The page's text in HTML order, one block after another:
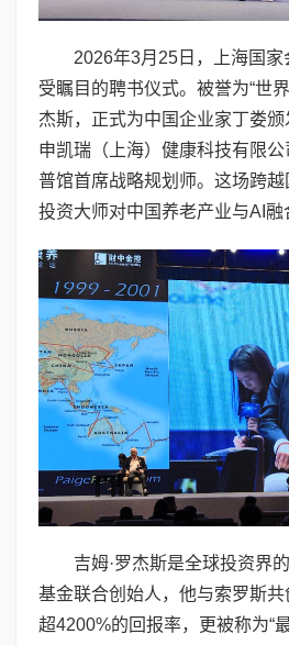
2026年3月25日，上海国
受瞩目的聘书仪式。被誉为“世
杰斯，正式为中国企业家丁娄
申凯瑞（上海）健康科技有限
普馆首席战略规划师。这场跨
投资大师对中国养老产业与AI融
吉姆·罗杰斯是全球投资界
基金联合创始人，他与索罗斯
超4200%的回报率，更被称为“